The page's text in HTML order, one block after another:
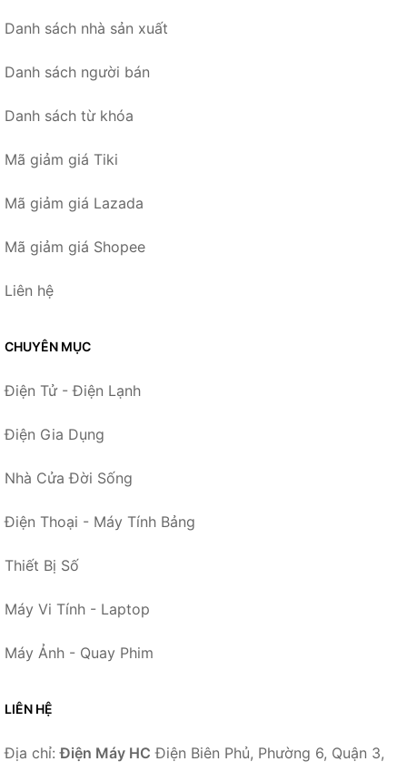
Danh sách nhà sản xuất
Danh sách người bán
Danh sách từ khóa
Mã giảm giá Tiki
Mã giảm giá Lazada
Mã giảm giá Shopee
Liên hệ
CHUYÊN MỤC
Điện Tử - Điện Lạnh
Điện Gia Dụng
Nhà Cửa Đời Sống
Điện Thoại - Máy Tính Bảng
Thiết Bị Số
Máy Vi Tính - Laptop
Máy Ảnh - Quay Phim
LIÊN HỆ
Địa chỉ:Điện Máy HC Điện Biên Phủ, Phường 6, Quận 3,